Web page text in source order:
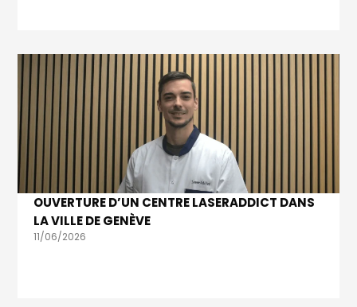
OUVERTURE D’UN CENTRE LASERADDICT DANS
LA VILLE DE GENÈVE
11/06/2026